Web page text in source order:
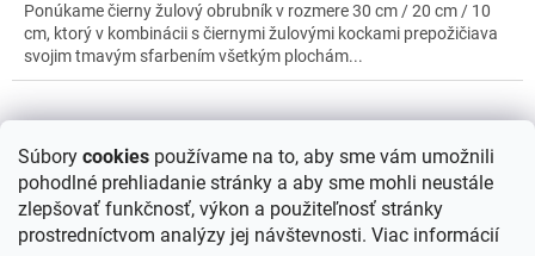
Súbory cookies používame na to, aby sme vám umožnili
pohodlné prehliadanie stránky a aby sme mohli neustále
zlepšovať funkčnosť, výkon a použiteľnosť stránky
prostredníctvom analýzy jej návštevnosti. Viac informácií
Ponúkame čierny žulový obrubník v rozmere 30 cm / 20 cm / 10
cm, ktorý v kombinácii s čiernymi žulovými kockami prepožičiava
svojim tmavým sfarbením všetkým plochám...